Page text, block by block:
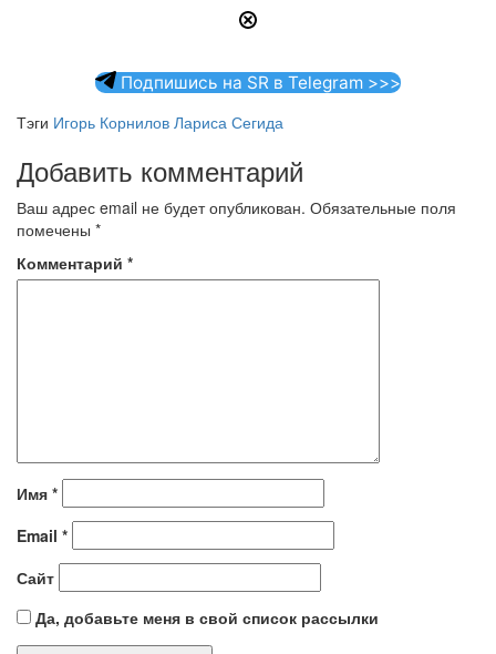
Подпишись на SR в Telegram >>>
Тэги Игорь Корнилов Лариса Сегида
Добавить комментарий
Ваш адрес email не будет опубликован. Обязательные поля
помечены *
Комментарий *
Имя *
Email *
Сайт
Да, добавьте меня в свой список рассылки